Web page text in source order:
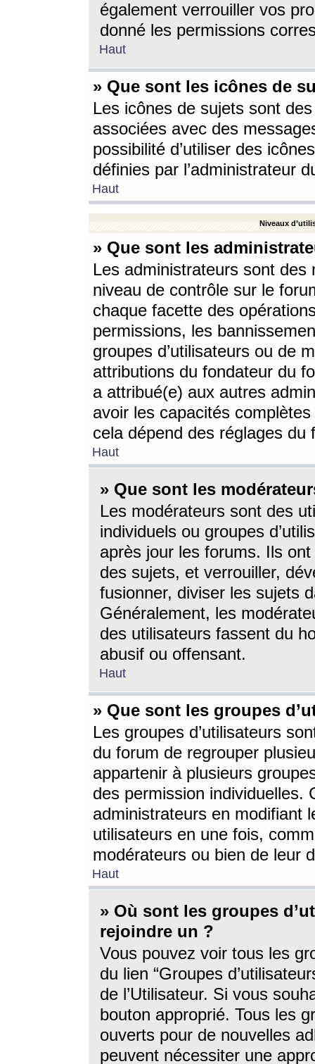
également verrouiller vos
donné les permissions
Haut
» Que sont les icônes de
Les icônes de sujets sont
associées avec des
possibilité d’utiliser des
définies par l’administrateur
Haut
Niveaux
» Que sont les
Les administrateurs sont
niveau de contrôle sur le
chaque facette des
permissions, les
groupes d’utilisateurs ou de
attributions du fondateur du
a attribué(e) aux autres
avoir les capacités
cela dépend des réglages du
Haut
» Que sont les
Les modérateurs sont des
individuels ou groupes
après jour les forums. Ils ont
des sujets, et verrouiller,
fusionner, diviser les sujets
Généralement, les
des utilisateurs fassent du
abusif ou offensant.
Haut
» Que sont les groupes
Les groupes d’utilisateurs
du forum de regrouper
appartenir à plusieurs
des permission individuelles.
administrateurs en modifiant
utilisateurs en une fois,
modérateurs ou bien de leur
Haut
» Où sont les groupes
rejoindre un ?
Vous pouvez voir tous les
du lien “Groupes
de l’Utilisateur. Si vous
bouton approprié. Tous les
ouverts pour de nouvelles
peuvent nécessiter une